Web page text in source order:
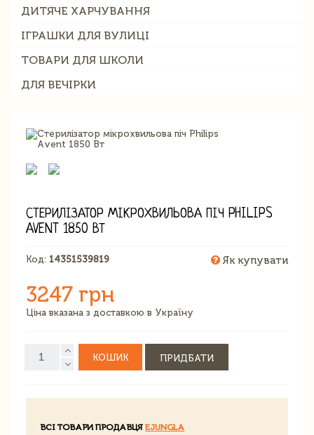
ДИТЯЧЕ ХАРЧУВАННЯ
ІГРАШКИ ДЛЯ ВУЛИЦІ
ТОВАРИ ДЛЯ ШКОЛИ
ДЛЯ ВЕЧІРКИ
СТЕРИЛІЗАТОР МІКРОХВИЛЬОВА ПІЧ PHILIPS
AVENT 1850 ВТ
Код: 14351539819 Як купувати
3247 грн
Ціна вказана з доставкою в Україну
КОШИК ПРИДБАТИ
ВСІ ТОВАРИ ПРОДАВЦЯ EJUNGLA